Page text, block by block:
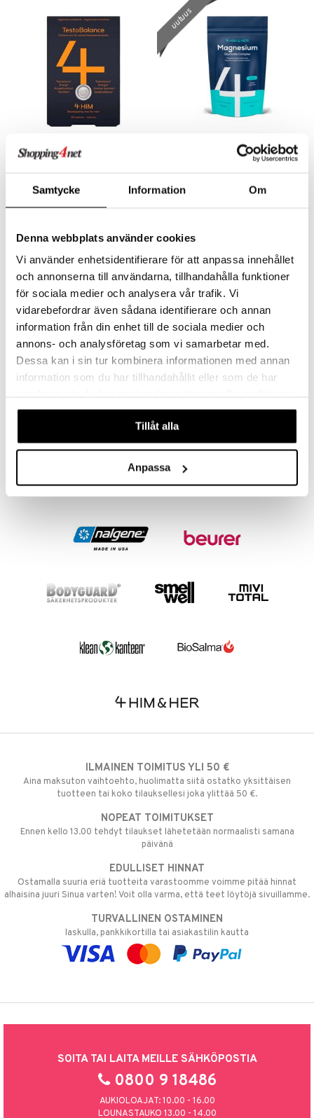
Samtycke Information Om
Denna webbplats använder cookies
Vi använder enhetsidentifierare för att anpassa innehållet
och annonserna till användarna, tillhandahålla funktioner
för sociala medier och analysera vår trafik. Vi
vidarebefordrar även sådana identifierare och annan
information från din enhet till de sociala medier och
annons- och analysföretag som vi samarbetar med.
Dessa kan i sin tur kombinera informationen med annan
information som du har tillhandahållit eller som de har
våra cookies vid fortsatt användande av vår webbplats.
Tillåt alla
Anpassa
4Him TestoBalance
4HIM on vitamiineja ja kivennäisaineita sisältävä lisäravinne miesten terveyteen.
25,90 €
4 HIM & HER Magnesium
Tuotekuvaus tulossa pian
uutuus
26,50 €
ILMAINEN TOIMITUS YLI 50 €
Aina maksuton vaihtoehto, huolimatta siitä ostatko yksittäisen
tuotteen tai koko tilauksellesi joka ylittää 50 €.
NOPEAT TOIMITUKSET
Ennen kello 13.00 tehdyt tilaukset lähetetään normaalisti samana
päivänä
EDULLISET HINNAT
Ostamalla suuria eriä tuotteita varastoomme voimme pitää hinnat
alhaisina juuri Sinua varten! Voit olla varma, että teet löytöjä sivuillamme.
TURVALLINEN OSTAMINEN
laskulla, pankkikortilla tai asiakastilin kautta
SOITA TAI LAITA MEILLE SÄHKÖPOSTIA
0800 9 18486
AUKIOLOAJAT: 10.00 - 16.00
LOUNASTAUKO 13.00 - 14.00